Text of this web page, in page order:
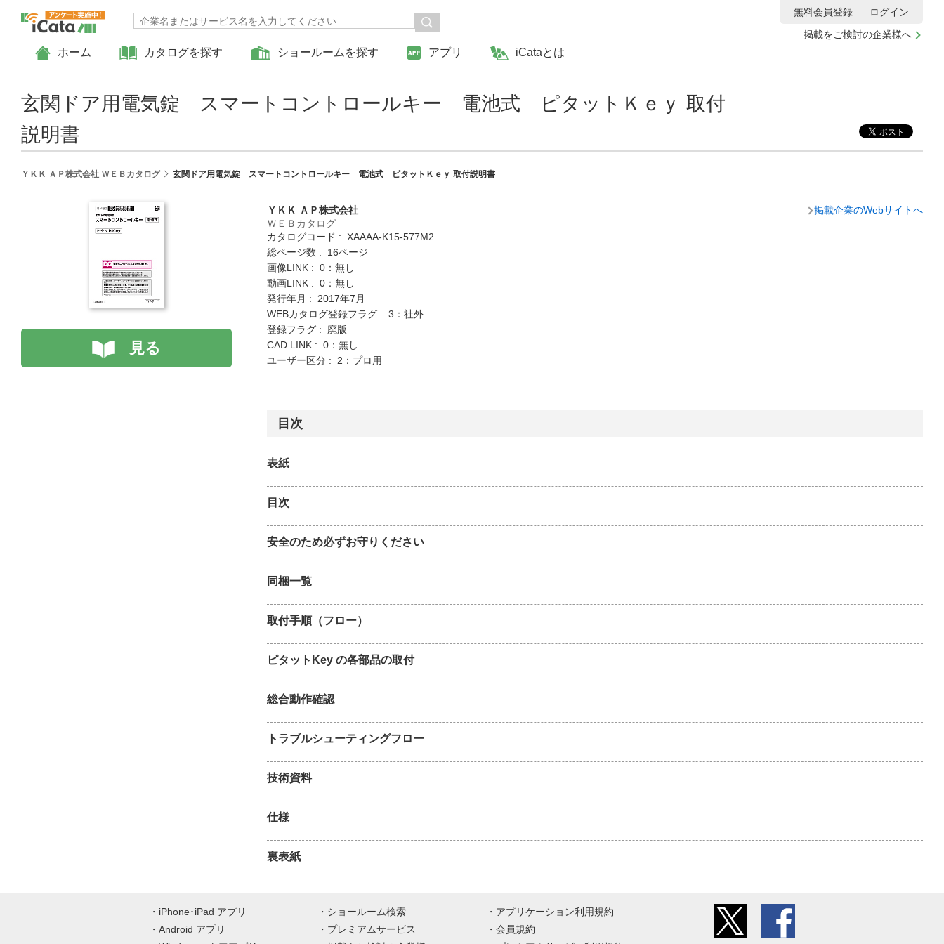
ホーム カタログを探す ショールームを探す アプリ iCataとは
掲載をご検討の企業様へ
無料会員登録 ログイン
玄関ドア用電気錠 スマートコントロールキー 電池式 ピタットＫｅｙ 取付
説明書
ＹＫＫ ＡＰ株式会社 ＷＥＢカタログ 玄関ドア用電気錠 スマートコントロールキー 電池式 ピタットＫｅｙ 取付説明書
見る
ＹＫＫ ＡＰ株式会社
ＷＥＢカタログ
カタログコード : XAAAA-K15-577M2
総ページ数 : 16ページ
画像LINK : 0：無し
動画LINK : 0：無し
発行年月 : 2017年7月
WEBカタログ登録フラグ : 3：社外
登録フラグ : 廃版
CAD LINK : 0：無し
ユーザー区分 : 2：プロ用
掲載企業のWebサイトへ
目次
表紙
目次
安全のため必ずお守りください
同梱一覧
取付手順（フロー）
ピタットKey の各部品の取付
総合動作確認
トラブルシューティングフロー
技術資料
仕様
裏表紙
iPhone･iPad アプリ
Android アプリ
ショールーム検索
プレミアムサービス
アプリケーション利用規約
会員規約